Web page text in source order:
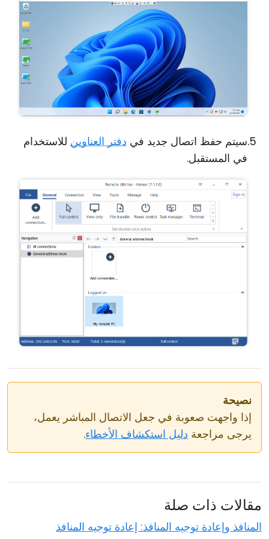
سيتم حفظ اتصال جديد في دفتر العناوين للاستخدام
في المستقبل.
نصيحة
إذا واجهت صعوبة في جعل الاتصال المباشر يعمل،
يرجى مراجعة دليل استكشاف الأخطاء.
مقالات ذات صلة
المنافذ وإعادة توجيه المنافذ: إعادة توجيه المنافذ